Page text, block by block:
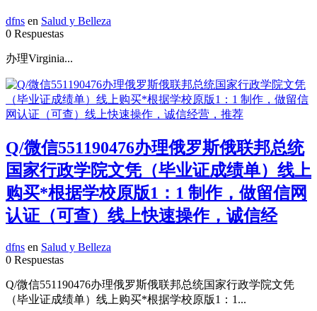
dfns en Salud y Belleza
0 Respuestas
办理Virginia...
Q/微信551190476办理俄罗斯俄联邦总统
国家行政学院文凭（毕业证成绩单）线上
购买*根据学校原版1：1 制作，做留信网
认证（可查）线上快速操作，诚信经
dfns en Salud y Belleza
0 Respuestas
Q/微信551190476办理俄罗斯俄联邦总统国家行政学院文凭
（毕业证成绩单）线上购买*根据学校原版1：1...